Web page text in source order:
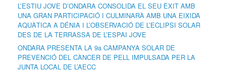
L’ESTIU JOVE D’ONDARA CONSOLIDA EL SEU ÈXIT AMB
UNA GRAN PARTICIPACIÓ I CULMINARÀ AMB UNA EIXIDA
AQUÀTICA A DÉNIA I L’OBSERVACIÓ DE L’ECLIPSI SOLAR
DES DE LA TERRASSA DE L’ESPAI JOVE
ONDARA PRESENTA LA 9a CAMPANYA SOLAR DE
PREVENCIÓ DEL CÀNCER DE PELL IMPULSADA PER LA
JUNTA LOCAL DE L’AECC